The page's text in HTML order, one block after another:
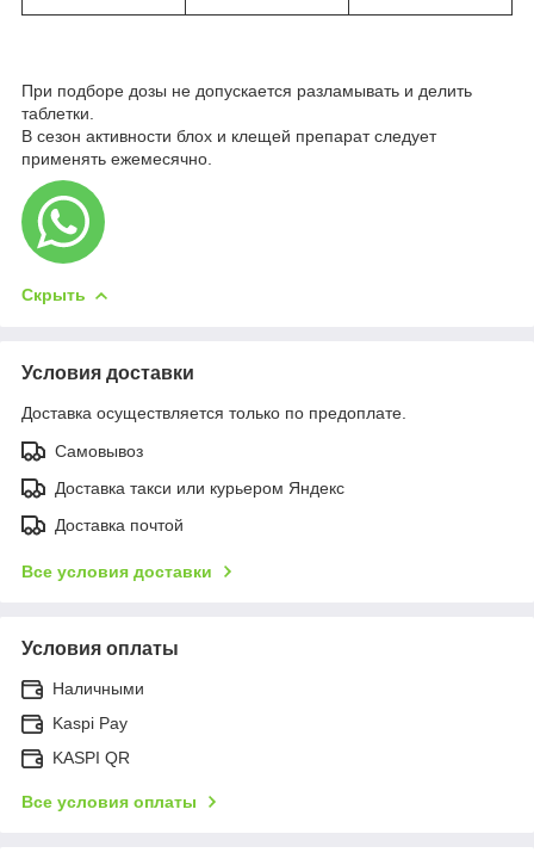
При подборе дозы не допускается разламывать и делить
таблетки.
В сезон активности блох и клещей препарат следует
применять ежемесячно.
Скрыть
Условия доставки
Доставка осуществляется только по предоплате.
Самовывоз
Доставка такси или курьером Яндекс
Доставка почтой
Все условия доставки
Условия оплаты
Наличными
Kaspi Pay
KASPI QR
Все условия оплаты